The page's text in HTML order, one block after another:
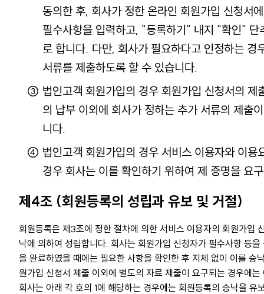
동의한 후, 회사가 정한 온라인 회원가입 신청서
필수사항을 입력하고, "등록하기" 내지 "확인" 단
로 합니다. 다만, 회사가 필요하다고 인정하는 경
서류를 제출하도록 할 수 있습니다.
법인고객 회원가입의 경우 회원가입 신청서의 제
의 납부 이외에 회사가 정하는 추가 서류의 제출
니다.
법인고객 회원가입의 경우 서비스 이용자와 이용
경우 회사는 이를 확인하기 위하여 제 증명을 요
제4조 (회원등록의 성립과 유보 및 거절)
회원등록은 제3조에 정한 절차에 의한 서비스 이용자의 회원가입
낙에 의하여 성립합니다. 회사는 회원가입 신청자가 필수사항 등
을 완료하였을 때에는 필요한 사항을 확인한 후 지체 없이 이를 승
원가입 신청서 제출 이외에 별도의 자료 제출이 요구되는 경우에는
회사는 아래 각 호의 1에 해당하는 경우에는 회원등록의 승낙을 유